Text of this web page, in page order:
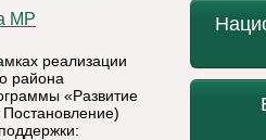
МР
реализации
района
«Развитие